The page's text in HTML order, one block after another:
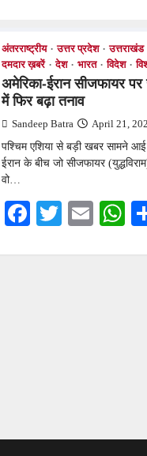
अंतरराष्ट्रीय उत्तर प्रदेश उत्तराखंड
दमदार ख़बरें
देश भारत विदेश
अमेरिका-ईरान सीजफायर
में फिर बढ़ा तनाव
Sandeep Batra April 21,
पश्चिम एशिया से बड़ी खबर सामने
ईरान के बीच जो सीजफायर
वो…
Facebook
Twitter